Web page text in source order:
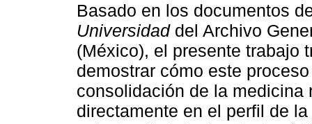
Basado en los documentos
Universidaddel Archivo
(México), el presente trabajo
demostrar cómo este
consolidación de la medicina
directamente en el perfil de